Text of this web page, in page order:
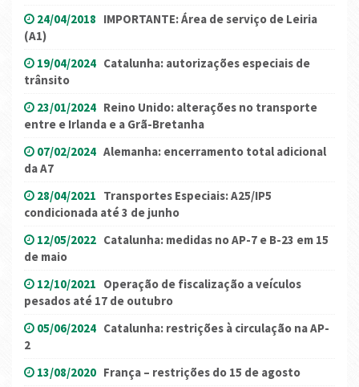
24/04/2018 IMPORTANTE: Área de serviço de Leiria
(A1)
19/04/2024 Catalunha: autorizações especiais de
trânsito
23/01/2024 Reino Unido: alterações no transporte
entre e Irlanda e a Grã-Bretanha
07/02/2024 Alemanha: encerramento total adicional
da A7
28/04/2021 Transportes Especiais: A25/IP5
condicionada até 3 de junho
12/05/2022 Catalunha: medidas no AP-7 e B-23 em 15
de maio
12/10/2021 Operação de fiscalização a veículos
pesados até 17 de outubro
05/06/2024 Catalunha: restrições à circulação na AP-
2
13/08/2020 França – restrições do 15 de agosto